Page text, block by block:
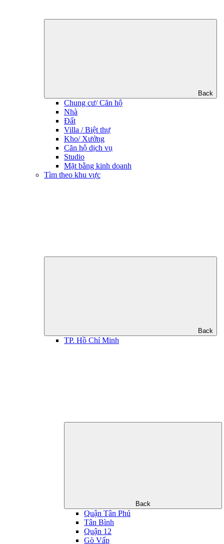
Back
Chung cư/ Căn hộ
Nhà
Đất
Villa / Biệt thự
Kho/ Xưởng
Căn hộ dịch vụ
Studio
Mặt bằng kinh doanh
Tìm theo khu vực
Back
TP. Hồ Chí Minh
Back
Quận Tân Phú
Tân Bình
Quận 12
Gò Vấp